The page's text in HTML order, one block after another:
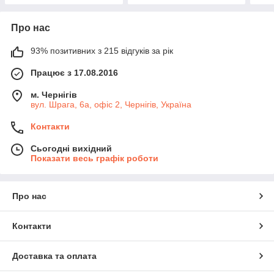
Про нас
93% позитивних з 215 відгуків за рік
Працює з 17.08.2016
м. Чернігів
вул. Шрага, 6а, офіс 2, Чернігів, Україна
Контакти
Сьогодні вихідний
Показати весь графік роботи
Про нас
Контакти
Доставка та оплата